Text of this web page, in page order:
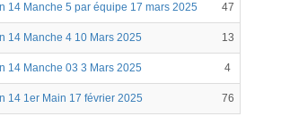
14 Manche 5 par équipe 17 mars 2025 47
14 Manche 4 10 Mars 2025 13
14 Manche 03 3 Mars 2025 4
14 1er Main 17 février 2025 76